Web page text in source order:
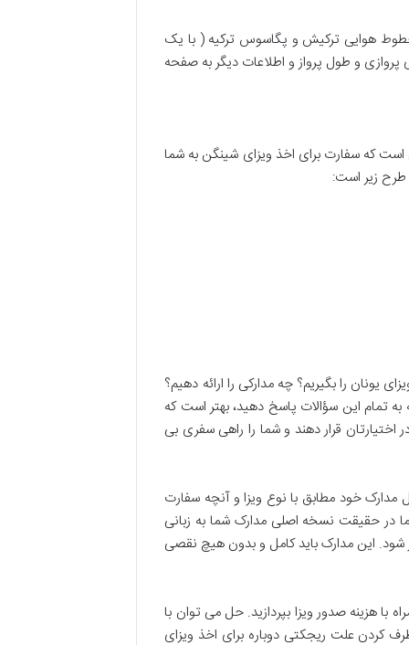
خطوط هوایی ترکیش و پگاسوس ترکیه ( با یک
پروازی و طول پرواز و اطلاعات دیگر به صفحه
است که سفارت برای اخذ ویزای شینگن به شما
طرح زیر است:
یونان را بگیریم؟ چه مدارکی را ارائه دهیم؟
تمام این سؤالات پاسخ دهید، بهتر است که
قرار دهند و شما را راهی سفری بی
خود مطابق با نوع ویزا و آنچه سفارت
در حقیقت نسخه اصلی مدارک شما به زبانی
شود. این مدارک باید کامل و بدون هیچ نقصی
هزینه صدور ویزا بپردازید. حل می توان با
کردن علت ریجکتی دوباره برای اخذ ویزای